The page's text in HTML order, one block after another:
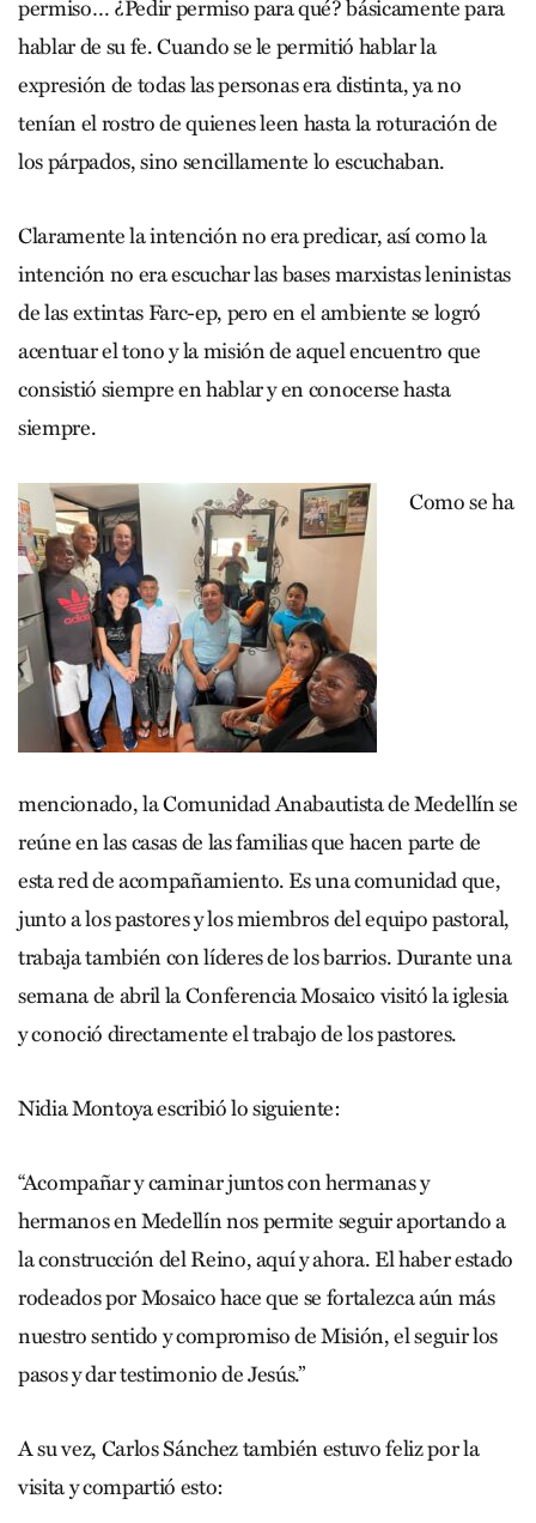
permiso… ¿Pedir permiso para qué? básicamente para
hablar de su fe. Cuando se le permitió hablar la
expresión de todas las personas era distinta, ya no
tenían el rostro de quienes leen hasta la roturación de
los párpados, sino sencillamente lo escuchaban.
Claramente la intención no era predicar, así como la
intención no era escuchar las bases marxistas leninistas
de las extintas Farc-ep, pero en el ambiente se logró
acentuar el tono y la misión de aquel encuentro que
consistió siempre en hablar y en conocerse hasta
siempre.
Como se ha
mencionado, la Comunidad Anabautista de Medellín se
reúne en las casas de las familias que hacen parte de
esta red de acompañamiento. Es una comunidad que,
junto a los pastores y los miembros del equipo pastoral,
trabaja también con líderes de los barrios. Durante una
semana de abril la Conferencia Mosaico visitó la iglesia
y conoció directamente el trabajo de los pastores.
Nidia Montoya escribió lo siguiente:
“Acompañar y caminar juntos con hermanas y
hermanos en Medellín nos permite seguir aportando a
la construcción del Reino, aquí y ahora. El haber estado
rodeados por Mosaico hace que se fortalezca aún más
nuestro sentido y compromiso de Misión, el seguir los
pasos y dar testimonio de Jesús.”
A su vez, Carlos Sánchez también estuvo feliz por la
visita y compartió esto: